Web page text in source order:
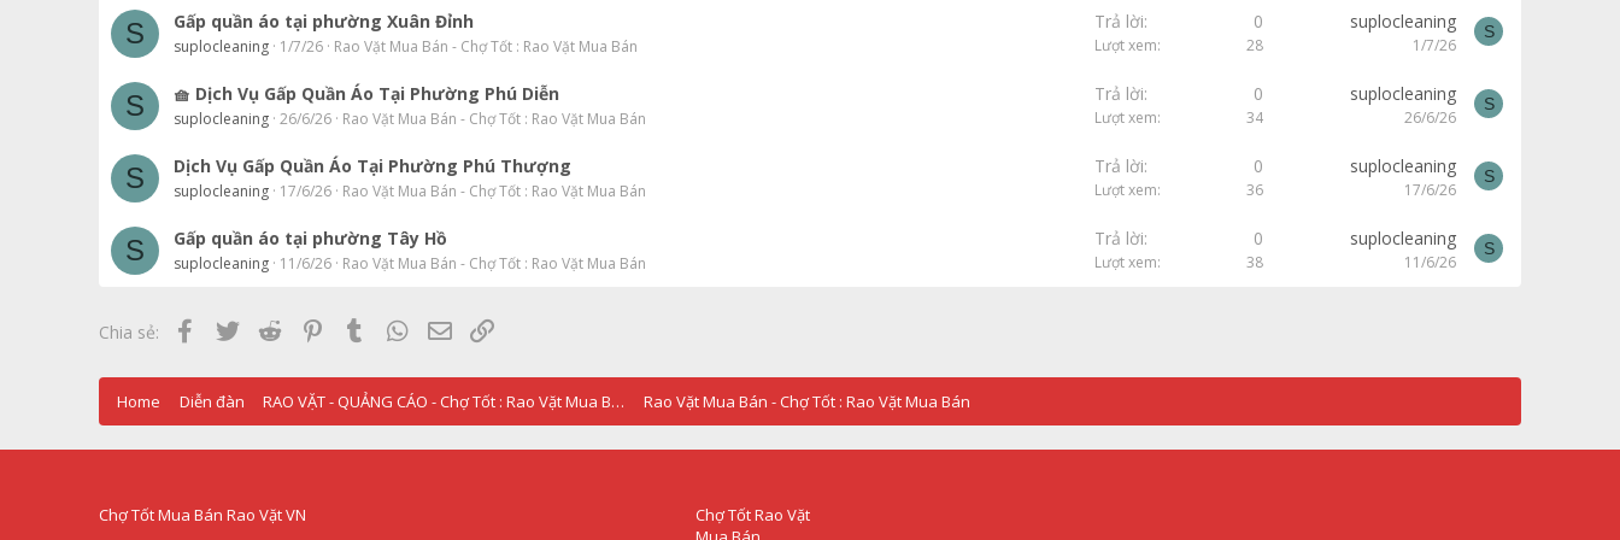
S Gấp quần áo tại phường Xuân Đỉnh
suplocleaning 1/7/26 Rao Vặt Mua Bán - Chợ Tốt : Rao Vặt Mua Bán
Trả lời 0
Lượt xem 28
suplocleaning
1/7/26
S
S 🧺 Dịch Vụ Gấp Quần Áo Tại Phường Phú Diễn
suplocleaning 26/6/26 Rao Vặt Mua Bán - Chợ Tốt : Rao Vặt Mua Bán
Trả lời 0
Lượt xem 34
suplocleaning
26/6/26
S
S Dịch Vụ Gấp Quần Áo Tại Phường Phú Thượng
suplocleaning 17/6/26 Rao Vặt Mua Bán - Chợ Tốt : Rao Vặt Mua Bán
Trả lời 0
Lượt xem 36
suplocleaning
17/6/26
S
S Gấp quần áo tại phường Tây Hồ
suplocleaning 11/6/26 Rao Vặt Mua Bán - Chợ Tốt : Rao Vặt Mua Bán
Trả lời 0
Lượt xem 38
suplocleaning
11/6/26
S
Chia sẻ: Facebook
Twitter Reddit PinterestTumblr WhatsApp
Email
Home Diễn đàn RAO VẶT - QUẢNG CÁO - Chợ Tốt : Rao Vặt Mua Bán Rao Vặt Mua Bán - Chợ Tốt : Rao Vặt Mua Bán
Chợ Tốt Mua Bán Rao Vặt VN
Chợ Tốt Rao Vặt